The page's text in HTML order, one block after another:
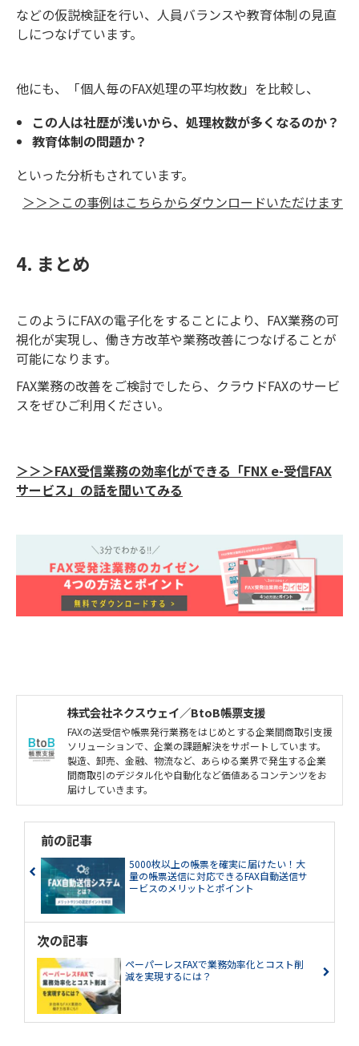
などの仮説検証を行い、人員バランスや教育体制の見直
しにつなげています。
他にも、「個人毎のFAX処理の平均枚数」を比較し、
この人は社歴が浅いから、処理枚数が多くなるのか？
教育体制の問題か？
といった分析もされています。
＞＞＞この事例はこちらからダウンロードいただけます
4. まとめ
このようにFAXの電子化をすることにより、FAX業務の可
視化が実現し、働き方改革や業務改善につなげることが
可能になります。
FAX業務の改善をご検討でしたら、クラウドFAXのサービ
スをぜひご利用ください。
＞＞＞FAX受信業務の効率化ができる「FNX e-受信FAX
サービス」の話を聞いてみる
株式会社ネクスウェイ／BtoB帳票支援
FAXの送受信や帳票発行業務をはじめとする企業間商取引支援
ソリューションで、企業の課題解決をサポートしています。
製造、卸売、金融、物流など、あらゆる業界で発生する企業
間商取引のデジタル化や自動化など価値あるコンテンツをお
届けしていきます。
前の記事
5000枚以上の帳票を確実に届けたい！大
量の帳票送信に対応できるFAX自動送信サ
ービスのメリットとポイント
次の記事
ペーパーレスFAXで業務効率化とコスト削
減を実現するには？